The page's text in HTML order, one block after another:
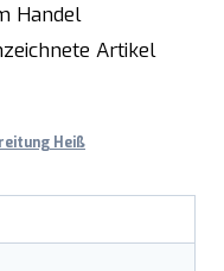
Handel
Artikel
Heiß